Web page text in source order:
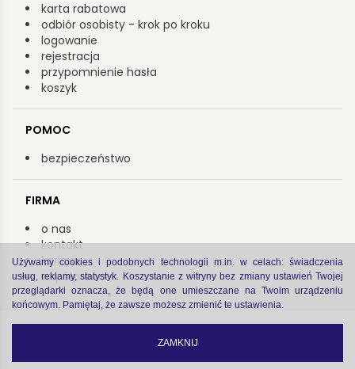
Używamy cookies i podobnych technologii m.in. w celach: świadczenia
usług, reklamy, statystyk. Koszystanie z witryny bez zmiany ustawień Twojej
przeglądarki oznacza, że będą one umieszczane na Twoim urządzeniu
końcowym. Pamiętaj, że zawsze możesz zmienić te ustawienia.
ZAMKNIJ
karta rabatowa
odbiór osobisty - krok po kroku
logowanie
rejestracja
przypomnienie hasła
koszyk
POMOC
bezpieczeństwo
FIRMA
o nas
kontakt
kariera
współpraca
polityka prywatności